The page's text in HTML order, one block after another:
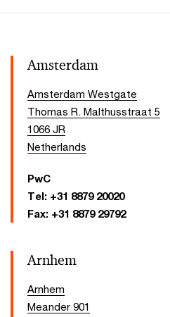
Amsterdam
Amsterdam Westgate
Thomas R. Malthusstraat 5
1066 JR
Netherlands
PwC
Tel: +31 8879 20020
Fax: +31 8879 29792
Arnhem
Arnhem
Meander 901